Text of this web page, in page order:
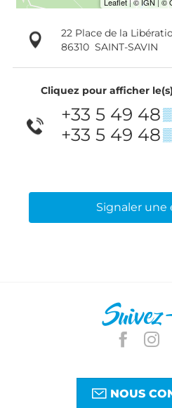
22 Place de la
86310 SAINT-SAVIN
Cliquez pour afficher
+33 5 49 48
+33 5 49 48
Signaler une
NOUS